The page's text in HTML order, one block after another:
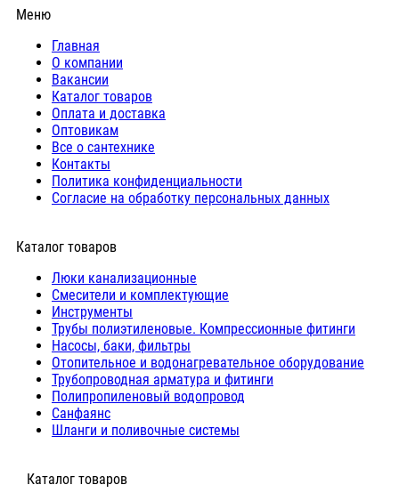
Меню
Главная
О компании
Вакансии
Каталог товаров
Оплата и доставка
Оптовикам
Все о сантехнике
Контакты
Политика конфиденциальности
Согласие на обработку персональных данных
Каталог товаров
Люки канализационные
Cмесители и комплектующие
Инструменты
Трубы полиэтиленовые. Компрессионные фитинги
Насосы, баки, фильтры
Отопительное и водонагревательное оборудование
Трубопроводная арматура и фитинги
Полипропиленовый водопровод
Санфаянс
Шланги и поливочные системы
⠀Каталог товаров